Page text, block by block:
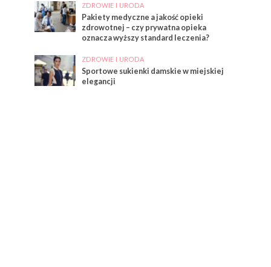
ZDROWIE I URODA
Pakiety medyczne a jakość opieki
zdrowotnej – czy prywatna opieka
oznacza wyższy standard leczenia?
ZDROWIE I URODA
Sportowe sukienki damskie w miejskiej
elegancji